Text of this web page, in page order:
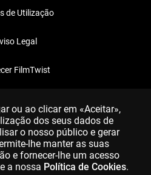
de Utilização
Legal
FilmTwist
ou ao clicar em «Aceitar»,
dos seus dados de
o nosso público e gerar
lhe manter as suas
e fornecer-lhe um acesso
a nossa Política de Cookies.